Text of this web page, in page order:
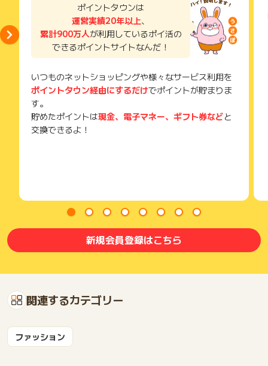
ポイントタウンは
運営実績20年以上、
累計900万人が利用しているポイ活の
できるポイントサイトなんだ！
いつものネットショッピングや様々なサービス利用を
ポイントタウン経由にするだけでポイントが貯まりま
す。
貯めたポイントは現金、電子マネー、ギフト券などと
交換できるよ！
新規会員登録はこちら
関連するカテゴリー
ファッション